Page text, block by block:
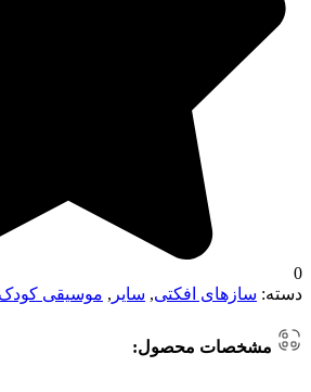
0
دسته: سازهای افکتی, سایر , موسیقی کودک
مشخصات محصول: